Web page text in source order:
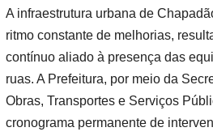
A infraestrutura urbana de
ritmo constante de melhorias,
contínuo aliado à presença das
ruas. A Prefeitura, por meio da
Obras, Transportes e Serviços
cronograma permanente de